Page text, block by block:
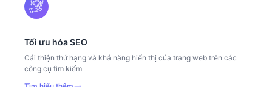
Tối ưu hóa SEO
Cải thiện thứ hạng và khả năng hiển thị của trang web trên các
công cụ tìm kiếm